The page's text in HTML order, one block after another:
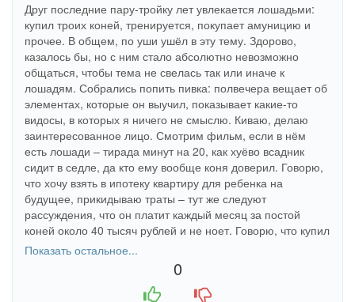
Друг последние пару-тройку лет увлекается лошадьми:
купил троих коней, тренируется, покупает амуницию и
прочее. В общем, по уши ушёл в эту тему. Здорово,
казалось бы, но с ним стало абсолютно невозможно
общаться, чтобы тема не свелась так или иначе к
лошадям. Собрались попить пивка: полвечера вещает об
элементах, которые он выучил, показывает какие-то
видосы, в которых я ничего не смыслю. Киваю, делаю
заинтересованное лицо. Смотрим фильм, если в нём
есть лошади – тирада минут на 20, как хуёво всадник
сидит в седле, да кто ему вообще коня доверил. Говорю,
что хочу взять в ипотеку квартиру для ребенка на
будущее, прикидываю траты – тут же следуют
рассуждения, что он платит каждый месяц за постой
коней около 40 тысяч рублей и не ноет. Говорю, что купил
супруге путёвку на отдых: «Да я бы на эти бабки мог
новое седло купить». Предлагал мне учиться верховой
езде на его коне за мои же деньги (у самого времени не
хватало на всех) и обиделся, когда я вежливо отказал.
Показать остальное...
0